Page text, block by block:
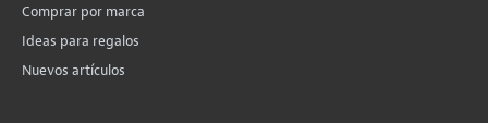
Comprar por marca
Ideas para regalos
Nuevos artículos